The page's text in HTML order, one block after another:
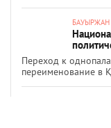
Переход к
переименование в